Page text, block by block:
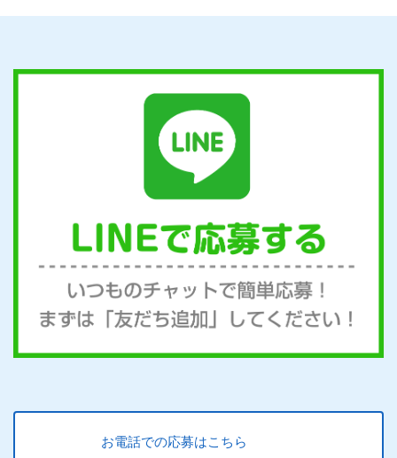
お電話での応募はこちら